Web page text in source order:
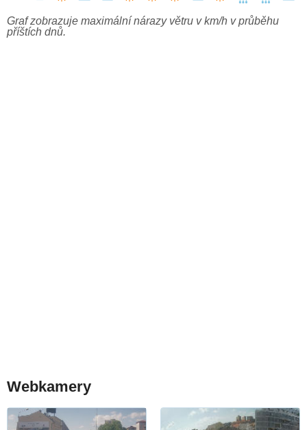
Graf zobrazuje maximální nárazy větru v km/h v průběhu
příštích dnů.
Webkamery